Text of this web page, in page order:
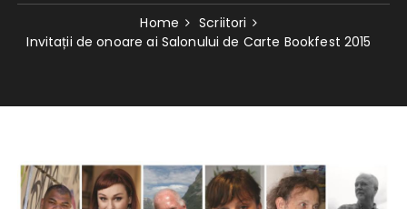
Home
Scriitori
Invitații de onoare ai Salonului de Carte Bookfest 2015